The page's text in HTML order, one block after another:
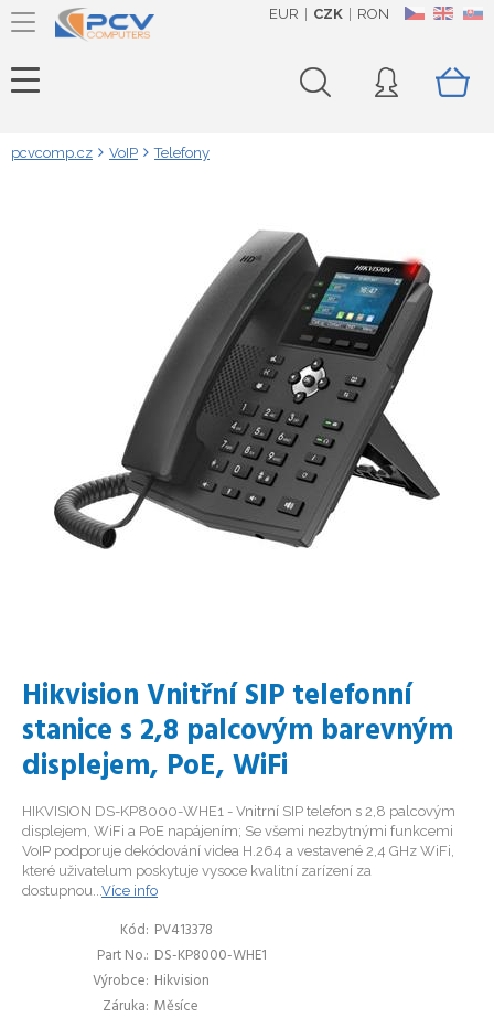
CZ EN SK
EUR CZK RON
pcvcomp.cz VoIP Telefony
Hikvision Vnitřní SIP telefonní
stanice s 2,8 palcovým barevným
displejem, PoE, WiFi
HIKVISION DS-KP8000-WHE1 - Vnitrní SIP telefon s 2,8 palcovým
displejem, WiFi a PoE napájením; Se všemi nezbytnými funkcemi
VoIP podporuje dekódování videa H.264 a vestavené 2,4 GHz WiFi,
které uživatelum poskytuje vysoce kvalitní zarízení za
dostupnou...Více info
Kód PV413378
Part No. DS-KP8000-WHE1
Výrobce Hikvision
Záruka Měsíce